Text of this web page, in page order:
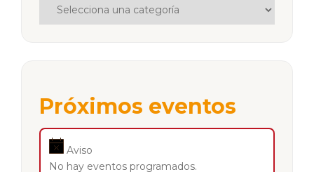
Próximos eventos
Aviso
No hay eventos programados.